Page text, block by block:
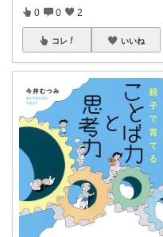
0 0 2
コレ いいね